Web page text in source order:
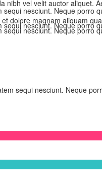
nibh vel velit auctor aliquet.
nesciunt. Neque porro
dolore magnam aliquam
nesciunt. Neque porro
nesciunt. Neque porro
sequi nesciunt. Neque